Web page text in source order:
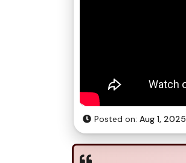
Posted on: Aug 1, 2025